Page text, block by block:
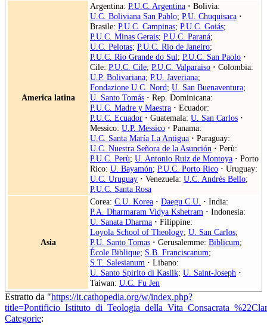
America latina
Argentina: P.U.C. Argentina · Bolivia:
U.C. Boliviana San Pablo; P.U. Chuquisaca ·
Brasile: P.U.C. Campinas; P.U.C. Goiás;
P.U.C. Minas Gerais; P.U.C. Paraná;
U.C. Pelotas; P.U.C. Rio de Janeiro;
P.U.C. Rio Grande do Sul; P.U.C. San Paolo ·
Cile: P.U.C. Cile; P.U.C. Valparaiso · Colombia:
U.P. Bolivariana; P.U. Javeriana;
Fondazione U.C. Nord; U. San Buenaventura;
U. Santo Tomás · Rep. Dominicana:
P.U.C. Madre y Maestra · Ecuador:
P.U.C. Ecuador · Guatemala: U. San Carlos ·
Messico: U.P. Messico · Panama:
U.C. Santa María La Antigua · Paraguay:
U.C. Nuestra Señora de la Asunción · Perù:
P.U.C. Perù; U. Antonio Ruiz de Montoya · Porto
Rico: U. Bayamón; P.U.C. Porto Rico · Uruguay:
U.C. Uruguay · Venezuela: U.C. Andrés Bello;
P.U.C. Santa Rosa
Asia
Corea: C.U. Korea · Daegu C.U. · India:
P.A. Dharmaram Vidya Kshetram · Indonesia:
U. Sanata Dharma · Filippine:
Loyola School of Theology; U. San Carlos;
P.U. Santo Tomas · Gerusalemme: Biblicum;
École Biblique; S.B. Franciscanum;
S.T. Salesianum · Libano:
U. Santo Spirito di Kaslik; U. Saint-Joseph ·
Taiwan: U.C. Fu Jen
Estratto da "https://it.cathopedia.org/w/index.php?
Categorie: